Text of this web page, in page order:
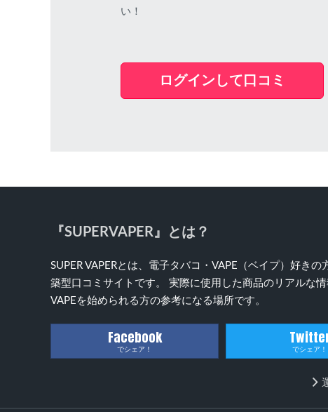
い！
ログインして口コミ
『SUPERVAPER』とは？
SUPER VAPERとは、電子タバコ・VAPE（ベイプ）好き
築型口コミサイトです。 実際に使用した商品のリアルな
VAPEを始められる方の参考になる場所です。
Facebook
でシェア！ でシェア！